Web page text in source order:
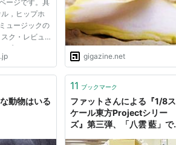
ージです。具
，ヒップホ
ュージックの
ク・レビュ
プロデューサ
も言及してい
gigazine.net
動物はいる
11 ブックマーク
ファットさんによる『1/8ス
ケール東方Projectシリー
ズ』第三弾、「八雲 藍」で